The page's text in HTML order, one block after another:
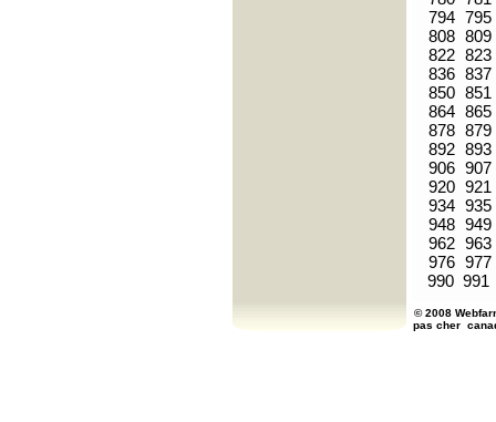
794 795
808 809
822 823
836 837
850 851
864 865
878 879
892 893
906 907
920 921
934 935
948 949
962 963
976 977
990 991
© 2008
pas cher